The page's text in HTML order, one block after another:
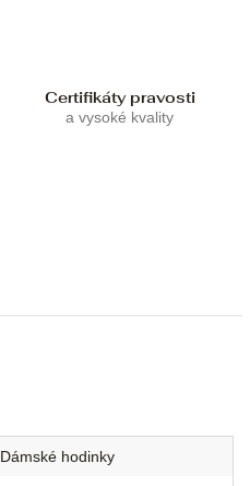
Certifikáty pravosti
a vysoké kvality
Dámské hodinky